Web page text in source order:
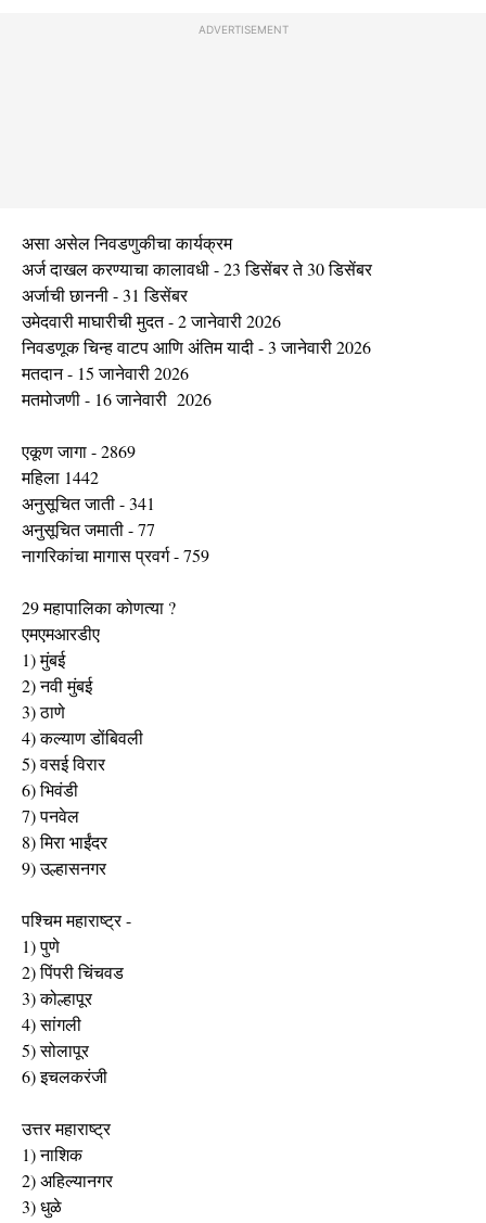
ADVERTISEMENT
असा असेल निवडणुकीचा कार्यक्रम
अर्ज दाखल करण्याचा कालावधी - 23 डिसेंबर ते 30 डिसेंबर
अर्जाची छाननी - 31 डिसेंबर
उमेदवारी माघारीची मुदत - 2 जानेवारी 2026
निवडणूक चिन्ह वाटप आणि अंतिम यादी - 3 जानेवारी 2026
मतदान - 15 जानेवारी 2026
मतमोजणी - 16 जानेवारी 2026
एकूण जागा - 2869
महिला 1442
अनुसूचित जाती - 341
अनुसूचित जमाती - 77
नागरिकांचा मागास प्रवर्ग - 759
29 महापालिका कोणत्या ?
एमएमआरडीए
1) मुंबई
2) नवी मुंबई
3) ठाणे
4) कल्याण डोंबिवली
5) वसई विरार
6) भिवंडी
7) पनवेल
8) मिरा भाईंदर
9) उल्हासनगर
पश्चिम महाराष्ट्र -
1) पुणे
2) पिंपरी चिंचवड
3) कोल्हापूर
4) सांगली
5) सोलापूर
6) इचलकरंजी
उत्तर महाराष्ट्र
1) नाशिक
2) अहिल्यानगर
3) धुळे